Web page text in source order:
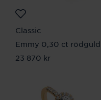
Classic
Emmy 0,30 ct rödguld
Pris:23 870 kr
23 870 kr